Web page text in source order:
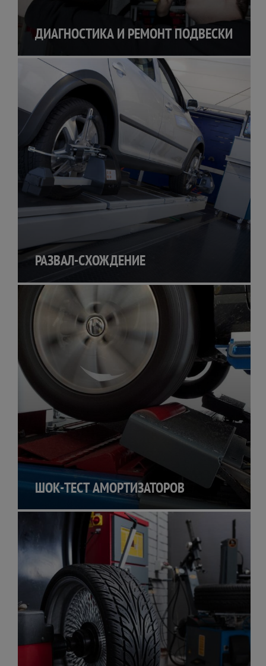
ДИАГНОСТИКА И РЕМОНТ ПОДВЕСКИ
РАЗВАЛ-СХОЖДЕНИЕ
ШОК-ТЕСТ АМОРТИЗАТОРОВ